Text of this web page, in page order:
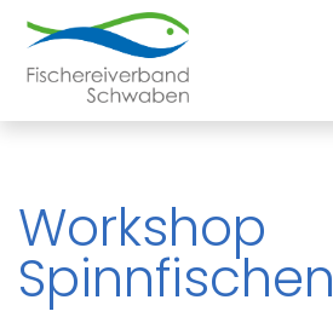
Workshop
Spinnfischen